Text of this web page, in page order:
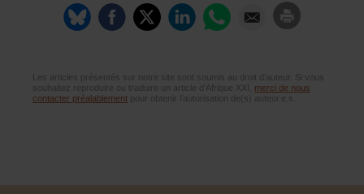
Les articles présentés sur notre site sont soumis au droit d’auteur. Si vous
souhaitez reproduire ou traduire un article d’Afrique XXI, merci de nous
contacter préalablement pour obtenir l’autorisation de(s) auteur.e.s.